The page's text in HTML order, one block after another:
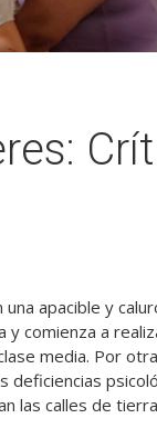
apacible y
comienza a
media. Por
las calles de